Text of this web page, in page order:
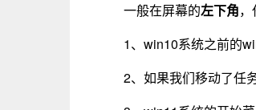
一般在屏幕的左下角
1、win10系统之前的
2、如果我们移动了任